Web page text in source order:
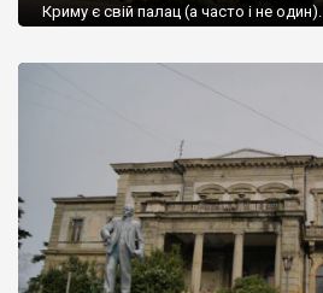
Криму є свій палац (а часто і не один).